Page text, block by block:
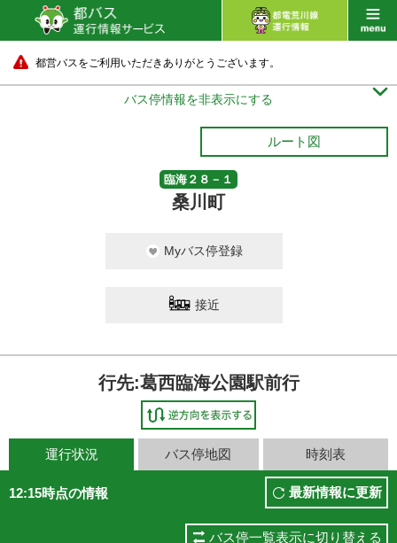
都営バスをご利用いただきありがとうございます。
バス停情報を非表示にする 
ルート図
臨海２８－１
桑川町
Myバス停登録
接近
行先:葛西臨海公園駅前行
運行状況 バス停地図 時刻表
12:15時点の情報 最新情報に更新
バス停一覧表示に切り替える
葛西臨海公園駅前
4 分待ち